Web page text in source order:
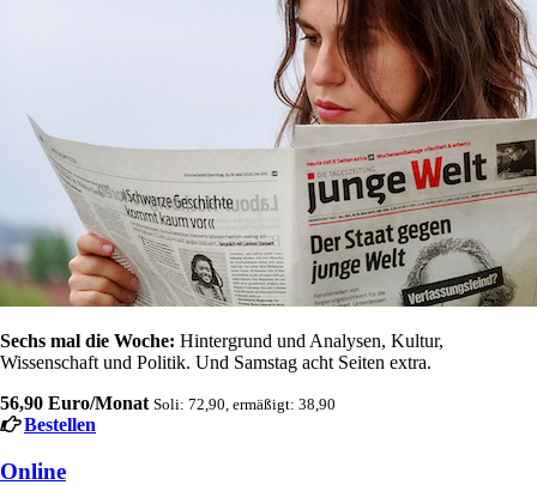
Sechs mal die Woche: Hintergrund und Analysen, Kultur,
Wissenschaft und Politik. Und Samstag acht Seiten extra.
56,90 Euro/Monat Soli: 72,90, ermäßigt: 38,90
Bestellen
Online